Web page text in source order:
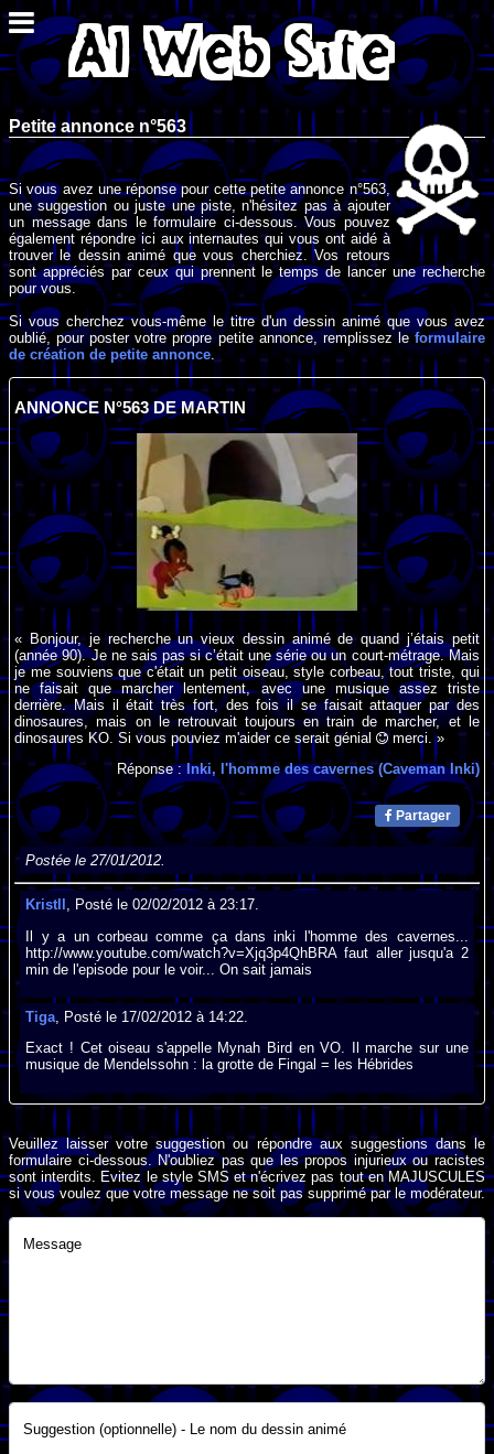
Petite annonce n°563
Si vous avez une réponse pour cette petite annonce n°563,
une suggestion ou juste une piste, n'hésitez pas à ajouter
un message dans le formulaire ci-dessous. Vous pouvez
également répondre ici aux internautes qui vous ont aidé à
trouver le dessin animé que vous cherchiez. Vos retours
sont appréciés par ceux qui prennent le temps de lancer une recherche
pour vous.
Si vous cherchez vous-même le titre d'un dessin animé que vous avez
oublié, pour poster votre propre petite annonce, remplissez leformulaire
de création de petite annonce .
ANNONCE N°563 DE MARTIN
« Bonjour, je recherche un vieux dessin animé de quand j’étais petit
(année 90). Je ne sais pas si c’était une série ou un court-métrage. Mais
je me souviens que c'était un petit oiseau, style corbeau, tout triste, qui
ne faisait que marcher lentement, avec une musique assez triste
derrière. Mais il était très fort, des fois il se faisait attaquer par des
dinosaures, mais on le retrouvait toujours en train de marcher, et le
dinosaures KO. Si vous pouviez m'aider ce serait génial
merci. »
Réponse :Inki, l'homme des cavernes (Caveman Inki)
Partager
Postée le 27/01/2012.
Kristll , Posté le 02/02/2012 à 23:17.
Il y a un corbeau comme ça dans inki l'homme des cavernes...
http://www.youtube.com/watch?v=Xjq3p4QhBRA faut aller jusqu'a 2
min de l'episode pour le voir... On sait jamais
Tiga, Posté le 17/02/2012 à 14:22.
Exact ! Cet oiseau s'appelle Mynah Bird en VO. Il marche sur une
musique de Mendelssohn : la grotte de Fingal = les Hébrides
Veuillez laisser votre suggestion ou répondre aux suggestions dans le
formulaire ci-dessous. N'oubliez pas que les propos injurieux ou racistes
sont interdits. Evitez le style SMS et n'écrivez pas tout en MAJUSCULES
si vous voulez que votre message ne soit pas supprimé par le modérateur.
Message
Suggestion (optionnelle) - Le nom du dessin animé